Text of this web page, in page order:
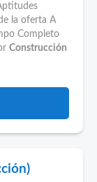
la oferta A
Completo
Construcción